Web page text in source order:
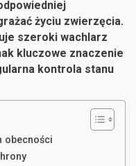
życiu zwierzęcia.
szeroki wachlarz
kluczowe znaczenie
kontrola stanu
obecności